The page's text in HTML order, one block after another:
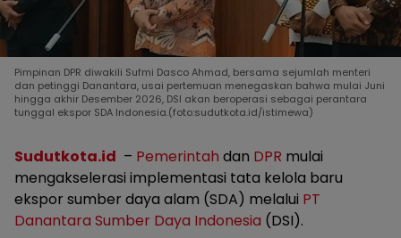
Pimpinan DPR diwakili Sufmi Dasco Ahmad, bersama sejumlah menteri
dan petinggi Danantara, usai pertemuan menegaskan bahwa mulai Juni
hingga akhir Desember 2026, DSI akan beroperasi sebagai perantara
tunggal ekspor SDA Indonesia.(foto:sudutkota.id/istimewa)
Sudutkota.id – Pemerintah dan DPR mulai
mengakselerasi implementasi tata kelola baru
ekspor sumber daya alam (SDA) melalui PT
Danantara Sumber Daya Indonesia (DSI).